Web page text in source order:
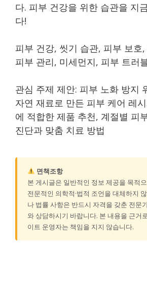
다. 피부 건강을 위한 습관을 지
다!
피부 건강, 씻기 습관, 피부 보호
피부 관리, 미세먼지, 피부 트러
관심 주제 제안: 피부 노화 방지
자연 재료로 만든 피부 케어 레
에 적합한 제품 추천, 계절별 피
진단과 맞춤 치료 방법
면책조항
본 게시글은 일반적인 정보 제공을 목적
전문적인 의학적·법적 조언을 대체하지
나 법률 사항은 반드시 자격을 갖춘 전문
와 상담하시기 바랍니다. 본 내용을 근거
이트 운영자는 책임을 지지 않습니다.